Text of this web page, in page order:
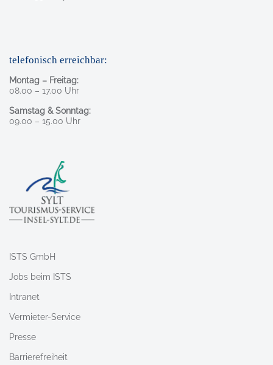
telefonisch erreichbar:
Montag – Freitag:
08.00 – 17.00 Uhr
Samstag & Sonntag:
09.00 – 15.00 Uhr
ISTS GmbH
Jobs beim ISTS
Intranet
Vermieter-Service
Presse
Barrierefreiheit